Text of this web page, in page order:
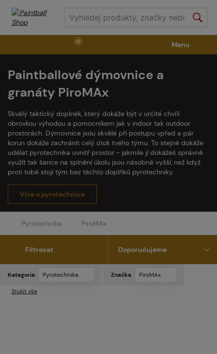
0
Zbraně Příslušenství ke zbraním Výstroj
Díly pro značkovače / Hřiště Oblečení / Obuv
Pyrotechnika II. Jakost GRINDS
Menu
Paintballové dýmovnice a
granáty PiroMAx
Skvělý taktický doplněk, který dokáže být v určité chvíli
obrovkou výhodou a pomocníkem jak v indoor tak outdoor
prostorách. Dýmovnice jsou skvělé při postupu vpřed a pár
korun dokáže zachránit celý útok tvého týmu. To stejné dokáže
udělat pyrotechnika uvnitř prostor - jakmile jí dokážeš správně
využít tak šance na splnění úkolu jsou násobně vyšší, než když
proti tobě stojí tým bez těchto doplňků pyrotechniky.
Více o pyrotechnice
Pyrotechnika PiroMAx
Filtrovat
Kategorie Pyrotechnika Značka PiroMAx
Zrušit vše